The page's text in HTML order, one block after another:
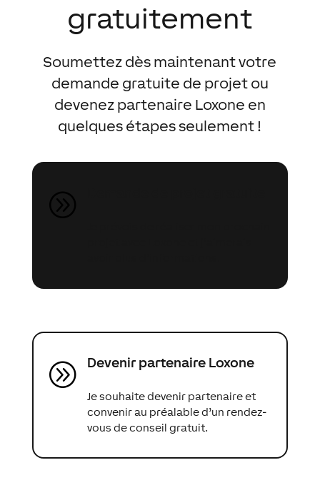
gratuitement
Soumettez dès maintenant votre
demande gratuite de projet ou
devenez partenaire Loxone en
quelques étapes seulement !
A Devenir partenaire Loxone
Je souhaite devenir partenaire et
convenir au préalable d’un rendez-
vous de conseil gratuit.